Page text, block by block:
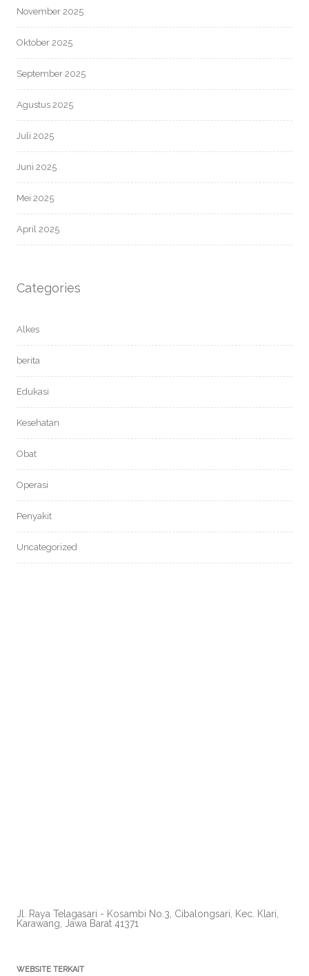
November 2025
Oktober 2025
September 2025
Agustus 2025
Juli 2025
Juni 2025
Mei 2025
April 2025
Categories
Alkes
berita
Edukasi
Kesehatan
Obat
Operasi
Penyakit
Uncategorized
Jl. Raya Telagasari - Kosambi No.3, Cibalongsari, Kec. Klari,
Karawang, Jawa Barat 41371
WEBSITE TERKAIT